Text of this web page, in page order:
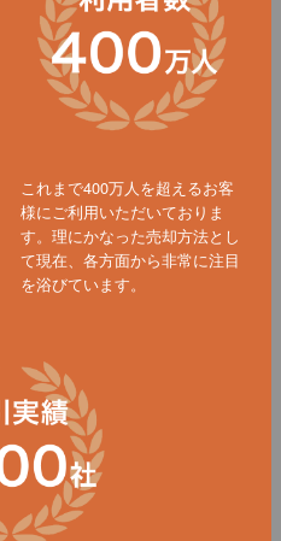
これまで400万人を超えるお客
様にご利用いただいておりま
す。理にかなった売却方法とし
て現在、各方面から非常に注目
を浴びています。